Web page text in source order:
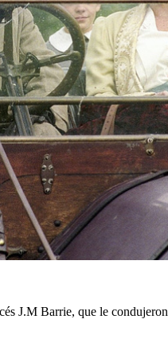
J.M Barrie, que le